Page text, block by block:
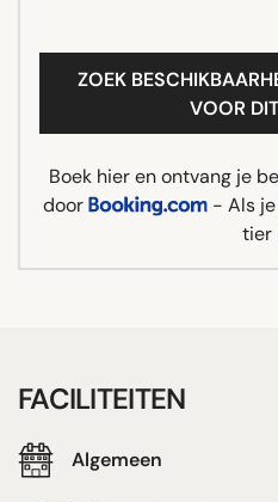
ZOEK
VOOR
Boek hier en ontvang je
door
- Als
tier
FACILITEITEN
Algemeen